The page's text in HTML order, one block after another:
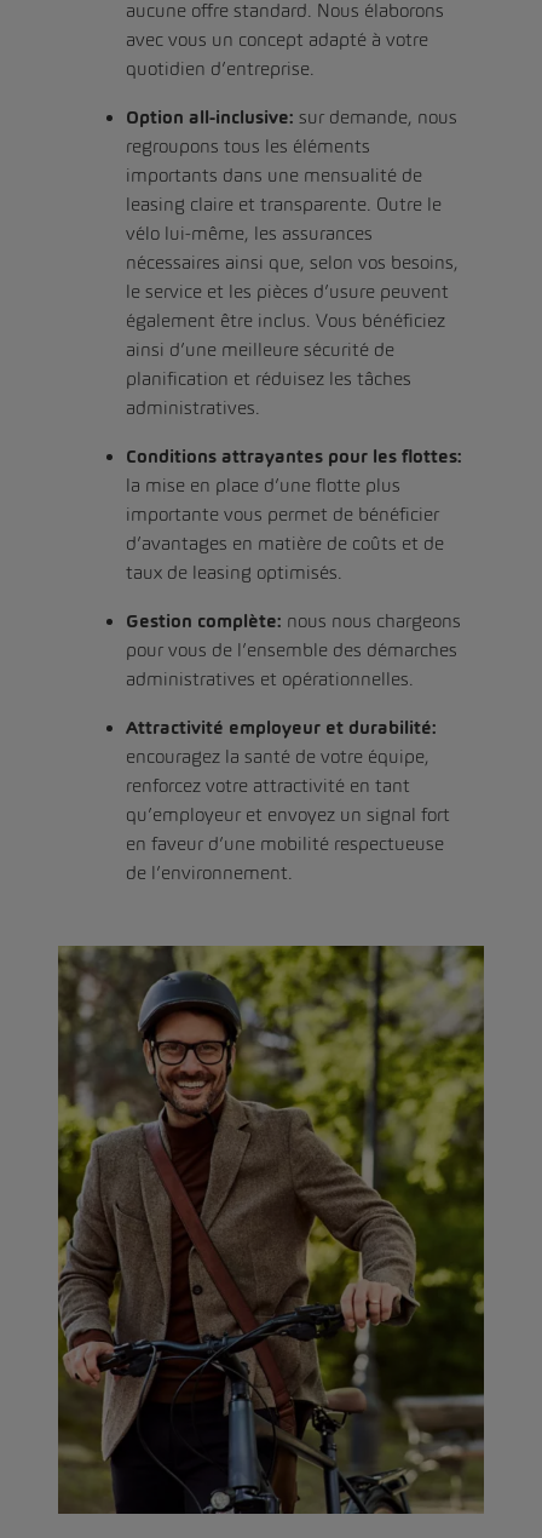
aucune offre standard. Nous élaborons
avec vous un concept adapté à votre
quotidien d’entreprise.
Option all-inclusive: sur demande, nous
regroupons tous les éléments
importants dans une mensualité de
leasing claire et transparente. Outre le
vélo lui-même, les assurances
nécessaires ainsi que, selon vos besoins,
le service et les pièces d’usure peuvent
également être inclus. Vous bénéficiez
ainsi d’une meilleure sécurité de
planification et réduisez les tâches
administratives.
Conditions attrayantes pour les flottes:
la mise en place d’une flotte plus
importante vous permet de bénéficier
d’avantages en matière de coûts et de
taux de leasing optimisés.
Gestion complète: nous nous chargeons
pour vous de l’ensemble des démarches
administratives et opérationnelles.
Attractivité employeur et durabilité:
encouragez la santé de votre équipe,
renforcez votre attractivité en tant
qu’employeur et envoyez un signal fort
en faveur d’une mobilité respectueuse
de l’environnement.